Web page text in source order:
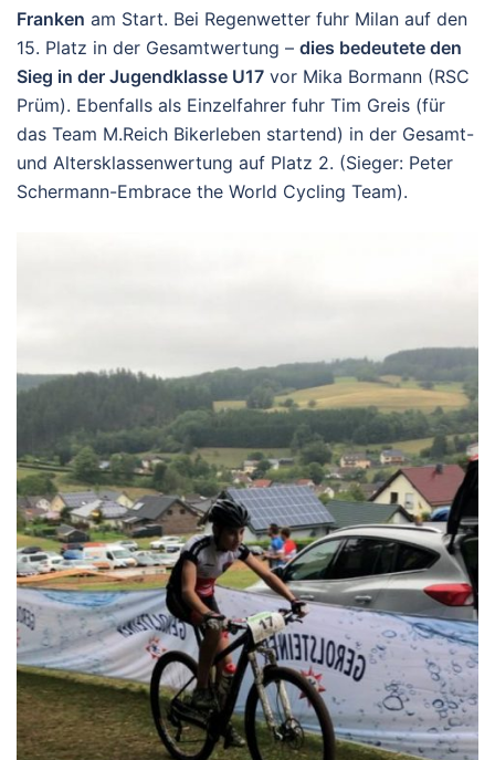
Franken am Start. Bei Regenwetter fuhr Milan auf den
15. Platz in der Gesamtwertung – dies bedeutete den
Sieg in der Jugendklasse U17 vor Mika Bormann (RSC
Prüm). Ebenfalls als Einzelfahrer fuhr Tim Greis (für
das Team M.Reich Bikerleben startend) in der Gesamt-
und Altersklassenwertung auf Platz 2. (Sieger: Peter
Schermann-Embrace the World Cycling Team).